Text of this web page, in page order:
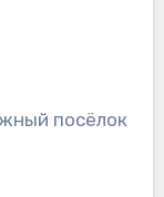
посёлок